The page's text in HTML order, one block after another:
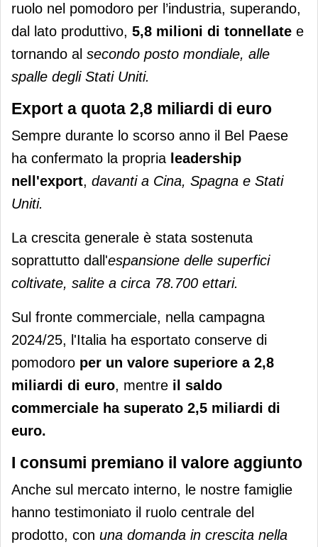
ruolo nel pomodoro per l’industria, superando,
dal lato produttivo, 5,8 milioni di tonnellate e
tornando al secondo posto mondiale, alle
spalle degli Stati Uniti.
Export a quota 2,8 miliardi di euro
Sempre durante lo scorso anno il Bel Paese
ha confermato la propria leadership
nell'export, davanti a Cina, Spagna e Stati
Uniti.
La crescita generale è stata sostenuta
soprattutto dall'espansione delle superfici
coltivate, salite a circa 78.700 ettari.
Sul fronte commerciale, nella campagna
2024/25, l'Italia ha esportato conserve di
pomodoro per un valore superiore a 2,8
miliardi di euro, mentre il saldo
commerciale ha superato 2,5 miliardi di
euro.
I consumi premiano il valore aggiunto
Anche sul mercato interno, le nostre famiglie
hanno testimoniato il ruolo centrale del
prodotto, con una domanda in crescita nella